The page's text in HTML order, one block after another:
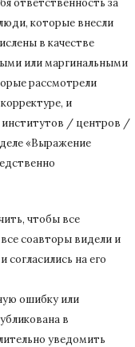
которые внесли
в качестве
или маргинальными
рассмотрели
и
институтов / центров /
«Выражение
чтобы все
соавторы видели и
на его
ошибку или
в
уведомить